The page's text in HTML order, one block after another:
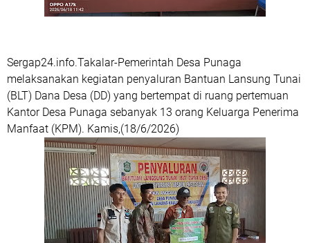
Sergap24.info.Takalar-Pemerintah Desa Punaga
melaksanakan kegiatan penyaluran Bantuan Lansung Tunai
(BLT) Dana Desa (DD) yang bertempat di ruang pertemuan
Kantor Desa Punaga sebanyak 13 orang Keluarga Penerima
Manfaat (KPM). Kamis,(18/6/2026)